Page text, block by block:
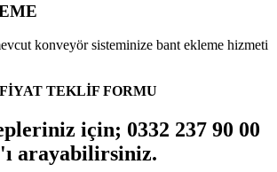
konveyör sisteminize bant ekleme hizmeti
FİYAT TEKLİF FORMU
için; 0332 237 90 00
'ı arayabilirsiniz.